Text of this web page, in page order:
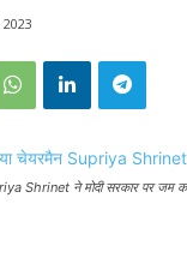
Shrinet ने मोदी सरकार पर जम